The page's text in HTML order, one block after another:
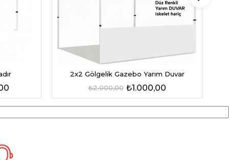
2x2 Gölgelik Gazebo Yarım Duvar
₺1.000,00
₺2.000,00